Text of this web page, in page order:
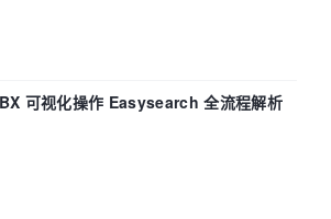
可视化操作 Easysearch 全流程解析